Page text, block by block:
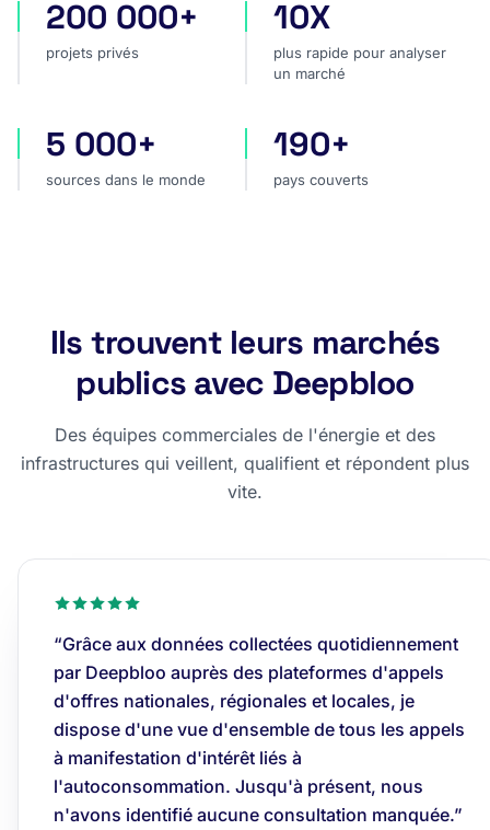
projets privés
200 000+
projets privés
plus rapide pour analyser
10X
plus rapide pour analyser
un marché
sources dans le monde
5 000+
sources dans le monde
pays couverts
190+
pays couverts
Ils trouvent leurs marchés
publics avec Deepbloo
Des équipes commerciales de l'énergie et des
infrastructures qui veillent, qualifient et répondent plus
vite.
“Grâce aux données collectées quotidiennement
par Deepbloo auprès des plateformes d'appels
d'offres nationales, régionales et locales, je
dispose d'une vue d'ensemble de tous les appels
à manifestation d'intérêt liés à
l'autoconsommation. Jusqu'à présent, nous
n'avons identifié aucune consultation manquée.”